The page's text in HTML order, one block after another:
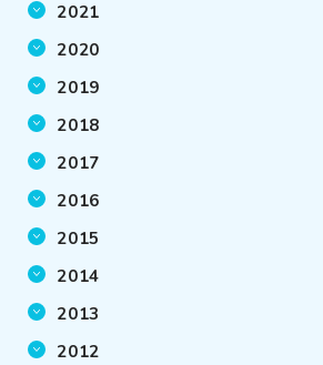
2021
2020
2019
2018
2017
2016
2015
2014
2013
2012